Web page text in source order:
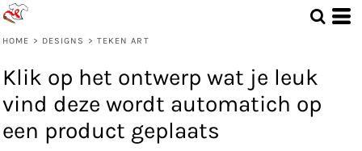
HOME > DESIGNS > TEKEN ART
Klik op het ontwerp wat je leuk
vind deze wordt automatich op
een product geplaats
Standaard
Date Added